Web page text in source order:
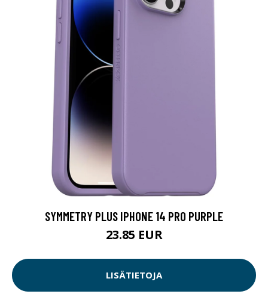
SYMMETRY PLUS IPHONE 14 PRO PURPLE
23.85 EUR
LISÄTIETOJA